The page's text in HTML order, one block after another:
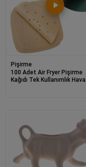
Pişirme
100 Adet Air Fryer Pişirme
Kağıdı Tek Kullanımlık Hava